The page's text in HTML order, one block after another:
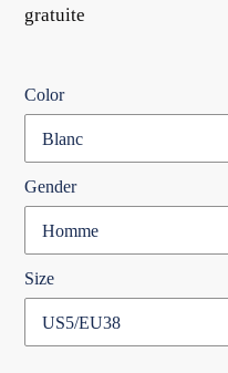
gratuite
Color
Gender
Size